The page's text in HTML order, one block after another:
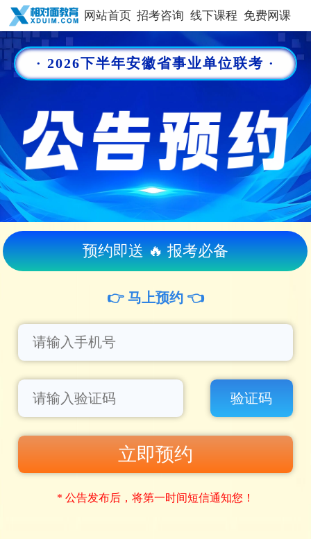
网站首页 招考咨询 线下课程 免费网课
· 2026下半年安徽省事业单位联考 ·
预约即送 🔥 报考必备
👉️ 马上预约 👈️
验证码
立即预约
* 公告发布后，将第一时间短信通知您！